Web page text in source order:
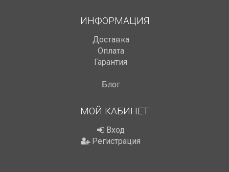
ИНФОРМАЦИЯ
Доставка
Оплата
Гарантия
Блог
МОЙ КАБИНЕТ
Вход
Регистрация